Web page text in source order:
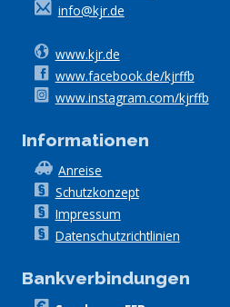
info@kjr.de
www.kjr.de
www.facebook.de/kjrffb
www.instagram.com/kjrffb
Informationen
Anreise
Schutzkonzept
Impressum
Datenschutzrichtlinien
Bankverbindungen